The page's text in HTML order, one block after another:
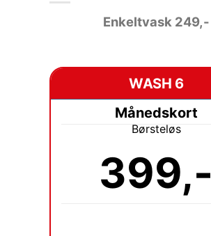
Enkeltvask 249,-
WASH 6
Månedskort
Børsteløs
399,-